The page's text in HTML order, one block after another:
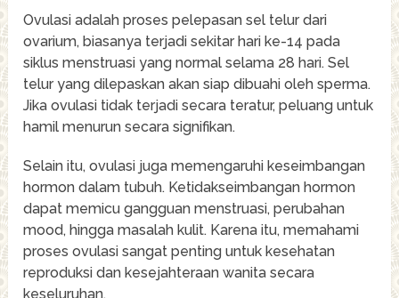
Ovulasi adalah proses pelepasan sel telur dari
ovarium, biasanya terjadi sekitar hari ke-14 pada
siklus menstruasi yang normal selama 28 hari. Sel
telur yang dilepaskan akan siap dibuahi oleh sperma.
Jika ovulasi tidak terjadi secara teratur, peluang untuk
hamil menurun secara signifikan.
Selain itu, ovulasi juga memengaruhi keseimbangan
hormon dalam tubuh. Ketidakseimbangan hormon
dapat memicu gangguan menstruasi, perubahan
mood, hingga masalah kulit. Karena itu, memahami
proses ovulasi sangat penting untuk kesehatan
reproduksi dan kesejahteraan wanita secara
keseluruhan.